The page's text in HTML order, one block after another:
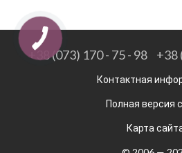
+38 (073) 170 - 75 - 98 +38
Контактная
Полная версия
Карта